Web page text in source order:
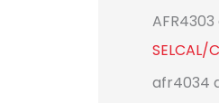
AFR4303
SELCAL/
afr4034